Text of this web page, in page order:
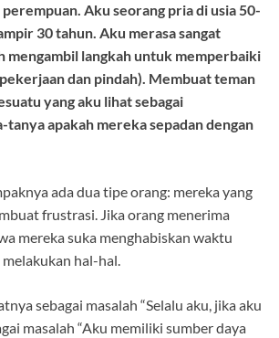
Aku seorang pria di usia 50-
30 tahun. Aku merasa sangat
mengambil langkah untuk memperbaiki
dan pindah). Membuat teman
yang aku lihat sebagai
apakah mereka sepadan dengan
ada dua tipe orang: mereka yang
frustrasi. Jika orang menerima
mereka suka menghabiskan waktu
hal-hal.
sebagai masalah “Selalu aku, jika aku
masalah “Aku memiliki sumber daya